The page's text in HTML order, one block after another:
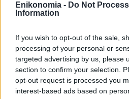
Enikonomia - Do Not
Information
If you wish to opt-out of the sale,
processing of your personal or
targeted advertising by us, please
section to confirm your selection.
opt-out request is processed you
interest-based ads based on